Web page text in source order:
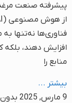
پیشرفته صنعت
فناوری‌ها نه‌تنها
افزایش دهند،
منابع را
بیشتر ...
9 مارس, 2025